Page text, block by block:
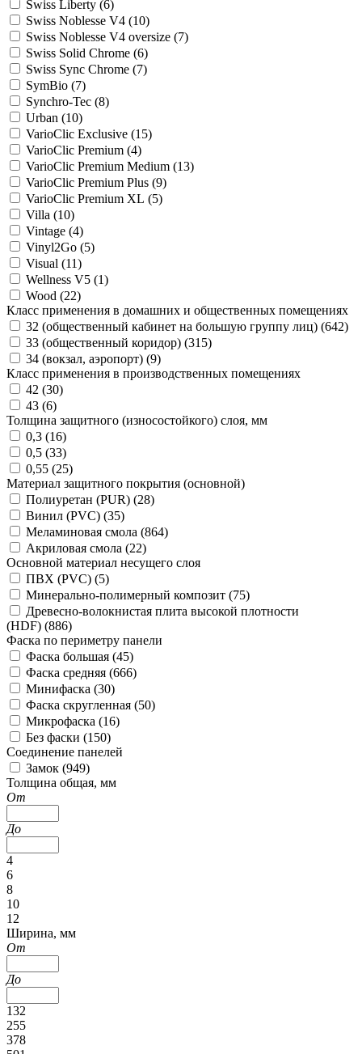
Swiss Liberty (6)
Swiss Noblesse V4 (10)
Swiss Noblesse V4 oversize (7)
Swiss Solid Chrome (6)
Swiss Sync Chrome (7)
SymBio (7)
Synchro-Tec (8)
Urban (10)
VarioClic Exclusive (15)
VarioClic Premium (4)
VarioClic Premium Medium (13)
VarioClic Premium Plus (9)
VarioClic Premium XL (5)
Villa (10)
Vintage (4)
Vinyl2Go (5)
Visual (11)
Wellness V5 (1)
Wood (22)
Класс применения в домашних и общественных помещениях
32 (общественный кабинет на большую группу лиц) (642)
33 (общественный коридор) (315)
34 (вокзал, аэропорт) (9)
Класс применения в производственных помещениях
42 (30)
43 (6)
Толщина защитного (износостойкого) слоя, мм
0,3 (16)
0,5 (33)
0,55 (25)
Материал защитного покрытия (основной)
Полиуретан (PUR) (28)
Винил (PVC) (35)
Меламиновая смола (864)
Акриловая смола (22)
Основной материал несущего слоя
ПВХ (PVC) (5)
Минерально-полимерный композит (75)
Древесно-волокнистая плита высокой плотности
(HDF) (886)
Фаска по периметру панели
Фаска большая (45)
Фаска средняя (666)
Минифаска (30)
Фаска скругленная (50)
Микрофаска (16)
Без фаски (150)
Соединение панелей
Замок (949)
Толщина общая, мм
От
До
4
6
8
10
12
Ширина, мм
От
До
132
255
378